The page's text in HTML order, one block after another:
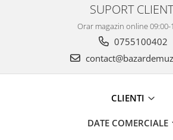
SUPORT
Orar magazin online 09:00-
0755100402
CLIENTI
DATE COMERCIALE